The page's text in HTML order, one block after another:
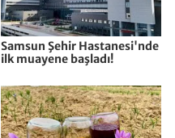
Samsun Şehir Hastanesi'nde
ilk muayene başladı!